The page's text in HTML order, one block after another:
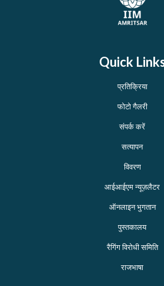
Quick
प्रतिक्रिया
फोटो गैलरी
संपर्क करें
सत्यापन
विवरण
आईआईएम न्यूज़लैटर
ऑनलाइन भुगतान
पुस्तकालय
रैगिंग विरोधी समिति
राजभाषा